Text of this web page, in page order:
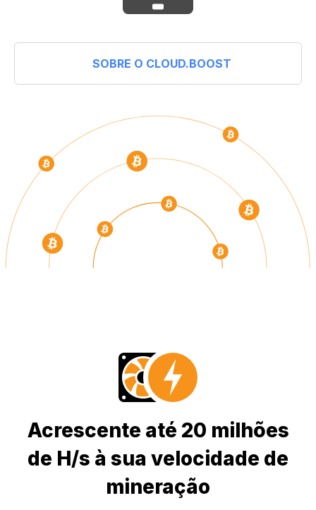
SOBRE O CLOUD.BOOST
Acrescente até 20 milhões
de H/s à sua velocidade de
mineração